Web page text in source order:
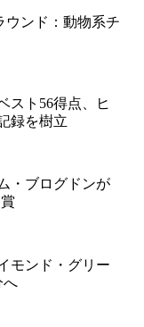
ウンド：動物系チ
スト56得点、ヒ
録を樹立
・ブログドンが
モンド・グリー
へ